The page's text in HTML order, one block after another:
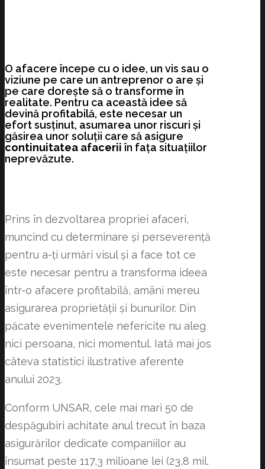
O afacere începe cu o idee, un vis sau o
viziune pe care un antreprenor o are și
pe care dorește să o transforme în
realitate. Pentru ca această idee să
devină profitabilă, este necesar un
efort susținut, asumarea unor riscuri și
găsirea unor soluții care să asigure
continuitatea afaceriiîn fața situațiilor
neprevăzute.
Prins în dezvoltarea propriei afaceri,
muncind cu determinare și perseverență
pentru a-ți urmări visul și a face tot ce
este necesar pentru a transforma ideea
într-o afacere profitabilă, amâni mereu
asigurarea proprietății și bunurilor. Din
păcate evenimentele nefericite nu aleg
nici persoana, nici momentul. Iată mai jos
câteva statistici ilustrative aferente
anului 2023.
Conform UNSAR, cele mai mari 50 de
despăgubiri achitate anul trecut în baza
asigurărilor dedicate companiilor au
însumat peste 117,3 milioane lei (23,8 mil.